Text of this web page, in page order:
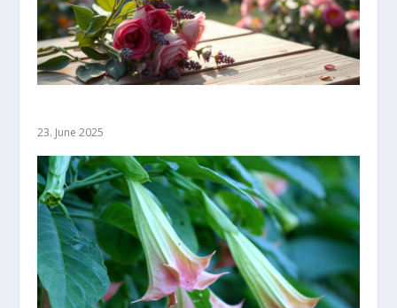
23. June 2025